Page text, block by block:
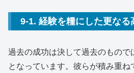
9-1. 経験を糧にした更なる
過去の成功は決して過去のもので
となっています。彼らが積み重